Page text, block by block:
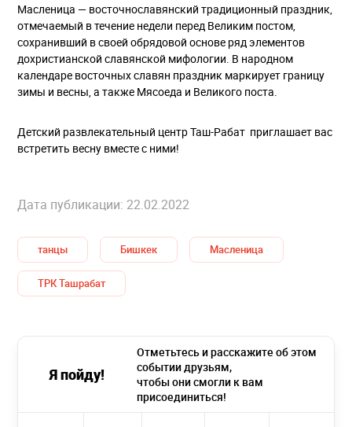
Масленица — восточнославянский традиционный праздник,
отмечаемый в течение недели перед Великим постом,
сохранивший в своей обрядовой основе ряд элементов
дохристианской славянской мифологии. В народном
календаре восточных славян праздник маркирует границу
зимы и весны, а также Мясоеда и Великого поста.
Детский развлекательный центр Таш-Рабат приглашает вас
встретить весну вместе с ними!
Дата публикации: 22.02.2022
танцы Бишкек Масленица
ТРК Ташрабат
Я пойду!
Отметьтесь и расскажите об этом
событии друзьям,
чтобы они смогли к вам
присоединиться!